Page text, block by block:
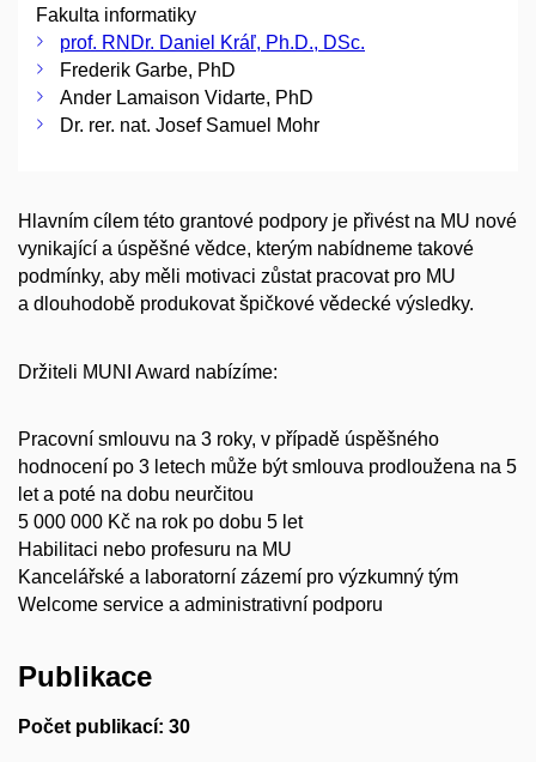
Fakulta informatiky
prof. RNDr. Daniel Kráľ, Ph.D., DSc.
Frederik Garbe, PhD
Ander Lamaison Vidarte, PhD
Dr. rer. nat. Josef Samuel Mohr
Hlavním cílem této grantové podpory je přivést na MU nové
vynikající a úspěšné vědce, kterým nabídneme takové
podmínky, aby měli motivaci zůstat pracovat pro MU
a dlouhodobě produkovat špičkové vědecké výsledky.
Držiteli MUNI Award nabízíme:
Pracovní smlouvu na 3 roky, v případě úspěšného
hodnocení po 3 letech může být smlouva prodloužena na 5
let a poté na dobu neurčitou
5 000 000 Kč na rok po dobu 5 let
Habilitaci nebo profesuru na MU
Kancelářské a laboratorní zázemí pro výzkumný tým
Welcome service a administrativní podporu
Publikace
Počet publikací: 30